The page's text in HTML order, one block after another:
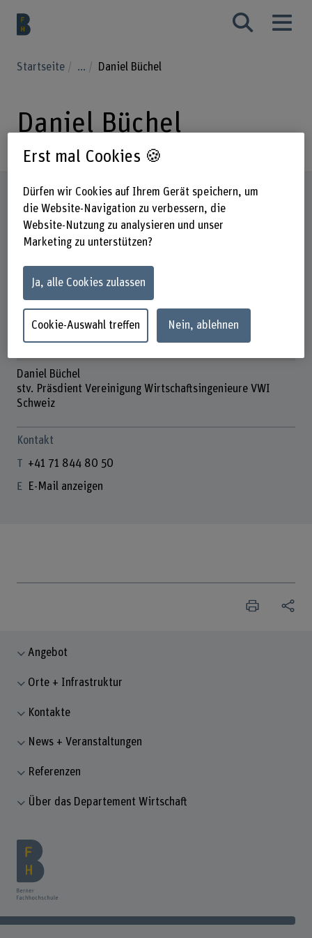
Startseite ... Daniel Büchel
Daniel Büchel
Steckbrief
Daniel Büchel
stv. Präsdient Vereinigung Wirtschaftsingenieure VWI
Schweiz
Kontakt
+41 71 844 80 50
E-Mail anzeigen
Angebot
Orte + Infrastruktur
Kontakte
News + Veranstaltungen
Referenzen
Über das Departement Wirtschaft
Erst mal Cookies 🍪
Dürfen wir Cookies auf Ihrem Gerät speichern, um
die Website-Navigation zu verbessern, die
Website-Nutzung zu analysieren und unser
Marketing zu unterstützen?
Ja, alle Cookies zulassen
Cookie-Auswahl treffen Nein, ablehnen